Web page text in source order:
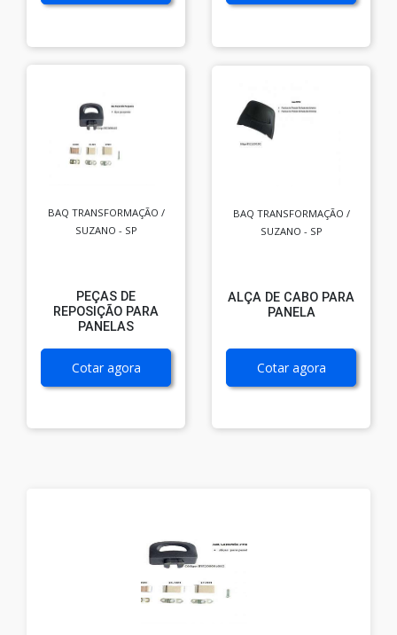
BAQ TRANSFORMAÇÃO /
SUZANO - SP
PEÇAS DE
REPOSIÇÃO PARA
PANELAS
Cotar agora
BAQ TRANSFORMAÇÃO /
SUZANO - SP
ALÇA DE CABO PARA
PANELA
Cotar agora